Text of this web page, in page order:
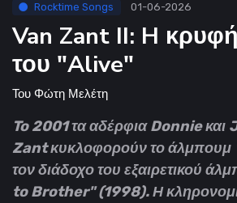
Rocktime Songs 01-06-2026
Van Zant II: H
του "Alive"
Του Φώτη Μελέτη
To 2001 τα αδέρφια Donnie
Zant κυκλοφορούν το άλμπουμ
τον διάδοχο του εξαιρετικού
to Brother" (1998). Η